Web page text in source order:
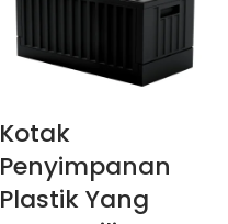
Kotak
Penyimpanan
Plastik Yang